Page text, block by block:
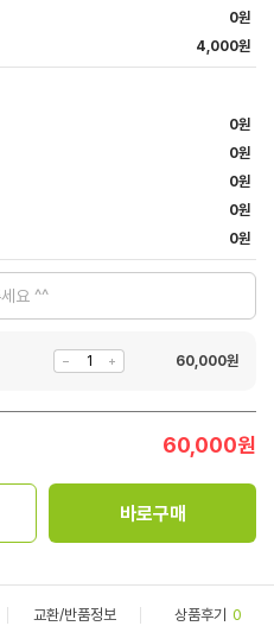
0원
4,000원
0원
0원
0원
0원
0원
60,000원
60,000원
바로구매
교환/반품정보 상품후기 0